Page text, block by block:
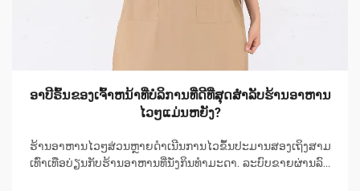
ອາບີຣົ້ນຂອງເຈົ້າຫນ້າທີ່ບໍລິການທີ່ດີທີ່ສຸດສຳລັບຮ້ານອາຫານ
ໄວໆແມ່ນຫຍັງ?
ຮ້ານອາຫານໄວໆສ່ວນຫຼາຍດຳເນີນການໄວຂຶ້ນປະມານສອງເຖິງສາມ
ເທົ່າເທືອບ່ຽນກັບຮ້ານອາຫານທີ່ນັ່ງກິນທຳມະດາ. ລະບົບຂາຍຜ່ານລົດ